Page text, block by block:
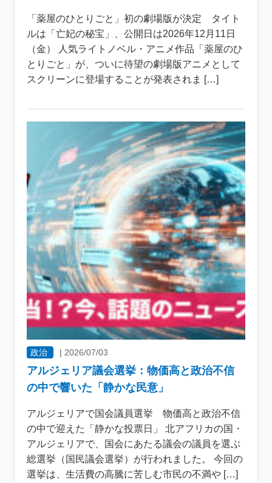
「薬屋のひとりごと」初の劇場版が決定 タイト
ルは「亡妃の秘宝」、公開日は2026年12月11日
（金） 人気ライトノベル・アニメ作品「薬屋のひ
とりごと」が、ついに待望の劇場版アニメとして
スクリーンに登場することが発表されま […]
政治 |2026/07/03
アルジェリア議会選挙：物価高と政治不信
の中で響いた「静かな民意」
アルジェリアで国会議員選挙 物価高と政治不信
の中で迎えた「静かな投票日」 北アフリカの国・
アルジェリアで、国会にあたる議会の議員を選ぶ
総選挙（国民議会選挙）が行われました。 今回の
選挙は、生活費の高騰に苦しむ市民の不満や […]